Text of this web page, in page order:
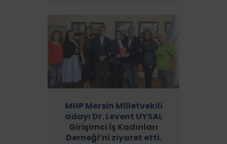
MHP Mersin Milletvekili
adayı Dr. Levent UYSAL
Girişimci İş Kadınları
Derneği’ni ziyaret etti.